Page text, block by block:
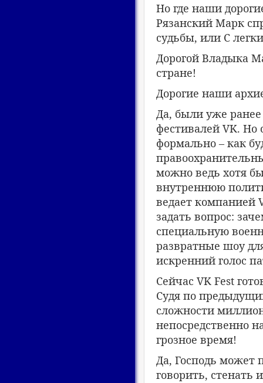
Но где наши
Рязанский Марк
судьбы, или С
Дорогой Владыка
стране!
Дорогие наши
Да, были уже
фестивалей VK. Но
формально – как
можно ведь хотя
внутреннюю
ведает компанией
задать вопрос:
специальную
развратные шоу
искренний голос
Сейчас VK Fest
Судя по
сложности
непосредственно
грозное время!
Да, Господь может
говорить, стенать